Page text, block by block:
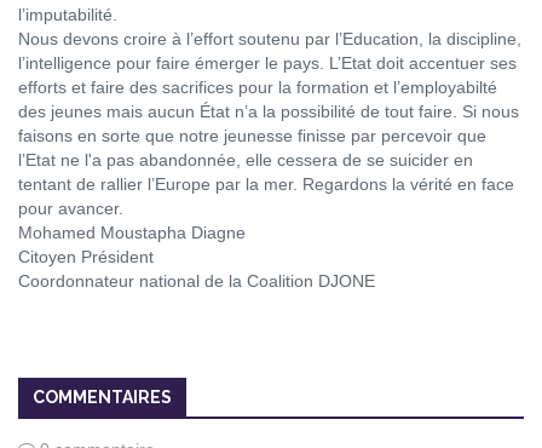
l’imputabilité.
Nous devons croire à l’effort soutenu par l’Education, la discipline,
l’intelligence pour faire émerger le pays. L’Etat doit accentuer ses
efforts et faire des sacrifices pour la formation et l’employabilté
des jeunes mais aucun État n’a la possibilité de tout faire. Si nous
faisons en sorte que notre jeunesse finisse par percevoir que
l’Etat ne l'a pas abandonnée, elle cessera de se suicider en
tentant de rallier l’Europe par la mer. Regardons la vérité en face
pour avancer.
Mohamed Moustapha Diagne
Citoyen Président
Coordonnateur national de la Coalition DJONE
COMMENTAIRES